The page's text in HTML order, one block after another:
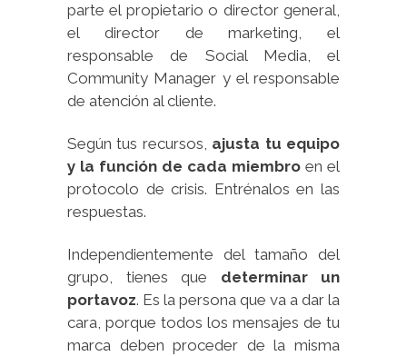
parte el propietario o director general,
el director de marketing, el
responsable de Social Media, el
Community Manager y el responsable
de atención al cliente.
Según tus recursos, ajusta tu equipo
y la función de cada miembro en el
protocolo de crisis. Entrénalos en las
respuestas.
Independientemente del tamaño del
grupo, tienes que determinar un
portavoz. Es la persona que va a dar la
cara, porque todos los mensajes de tu
marca deben proceder de la misma